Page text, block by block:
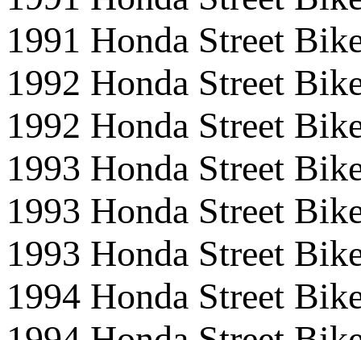
1991 Honda Street
1992 Honda Street
1992 Honda Street
1993 Honda Street
1993 Honda Street
1993 Honda Street
1994 Honda Street